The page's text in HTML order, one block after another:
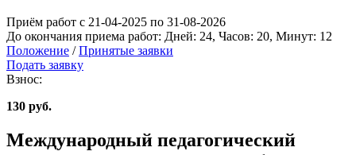
Приём работ с 21-04-2025 по 31-08-2026
До окончания приема работ: Дней: 24, Часов: 20, Минут: 12
Положение / Принятые заявки
Подать заявку
Взнос:
130 руб.
Международный педагогический